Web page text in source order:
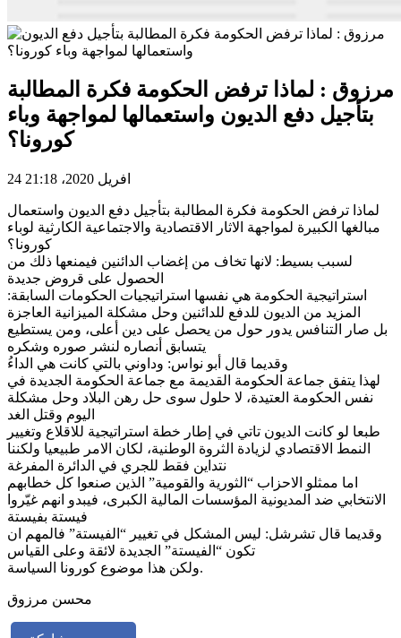
مرزوق : لماذا ترفض الحكومة فكرة المطالبة
بتأجيل دفع الديون واستعمالها لمواجهة وباء
كورونا؟
24 افريل 2020، 21:18
لماذا ترفض الحكومة فكرة المطالبة بتأجيل دفع الديون واستعمال
مبالغها الكبيرة لمواجهة الاثار الاقتصادية والاجتماعية الكارثية لوباء
كورونا؟
لسبب بسيط: لانها تخاف من إغضاب الدائنين فيمنعها ذلك من
الحصول على قروض جديدة
استراتيجية الحكومة هي نفسها استراتيجيات الحكومات السابقة:
المزيد من الديون للدفع للدائنين وحل مشكلة الميزانية العاجزة
بل صار التنافس يدور حول من يحصل على دين أعلى، ومن يستطيع
يتسابق أنصاره لنشر صوره وشكره
وقديما قال أبو نواس: وداوني بالتي كانت هي الداءُ
لهذا يتفق جماعة الحكومة القديمة مع جماعة الحكومة الجديدة في
نفس الحكومة العتيدة، لا حلول سوى حل رهن البلاد وحل مشكلة
اليوم وقتل الغد
طبعا لو كانت الديون تاتي في إطار خطة استراتيجية للاقلاع وتغيير
النمط الاقتصادي لزيادة الثروة الوطنية، لكان الامر طبيعيا ولكننا
نتداين فقط للجري في الدائرة المفرغة
اما ممثلو الاحزاب “الثورية والقومية” الذين صنعوا كل خطابهم
الانتخابي ضد المديونية المؤسسات المالية الكبرى، فيبدو انهم غيّروا
فيستة بفيستة
وقديما قال تشرشل: ليس المشكل في تغيير “الفيستة” فالمهم ان
تكون “الفيستة” الجديدة لائقة وعلى القياس
ولكن هذا موضوع كورونا السياسة.
محسن مرزوق